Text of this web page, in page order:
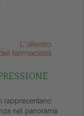
rappresentano
nel panorama